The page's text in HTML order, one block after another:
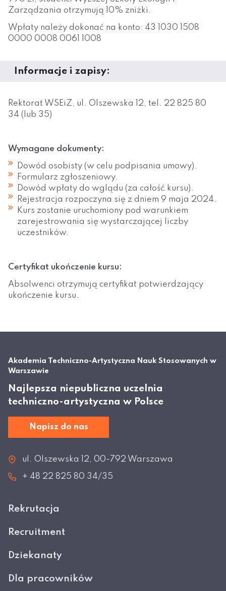
Zarządzania otrzymują 10% zniżki.
Wpłaty należy dokonać na konto: 43 1030 1508
0000 0008 0061 1008
Informacje i zapisy:
Rektorat WSEiZ, ul. Olszewska 12, tel. 22 825 80
34 (lub 35)
Wymagane dokumenty:
Dowód osobisty (w celu podpisania umowy).
Formularz zgłoszeniowy.
Dowód wpłaty do wglądu (za całość kursu).
Rejestracja rozpoczyna się z dniem 9 maja 2024.
Kurs zostanie uruchomiony pod warunkiem
zarejestrowania się wystarczającej liczby
uczestników.
Certyfikat ukończenie kursu:
Absolwenci otrzymują certyfikat potwierdzający
ukończenie kursu.
Akademia Techniczno-Artystyczna Nauk Stosowanych w
Warszawie
Najlepsza niepubliczna uczelnia
techniczno-artystyczna w Polsce
Napisz do nas
ul. Olszewska 12, 00-792 Warszawa
+ 48 22 825 80 34/35
Rekrutacja
Recruitment
Dziekanaty
Dla pracowników